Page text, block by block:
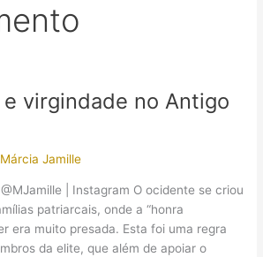
virgindade no Antigo
Márcia Jamille
| Instagram O ocidente se criou
patriarcais, onde a “honra
era muito presada. Esta foi uma regra
da elite, que além de apoiar o